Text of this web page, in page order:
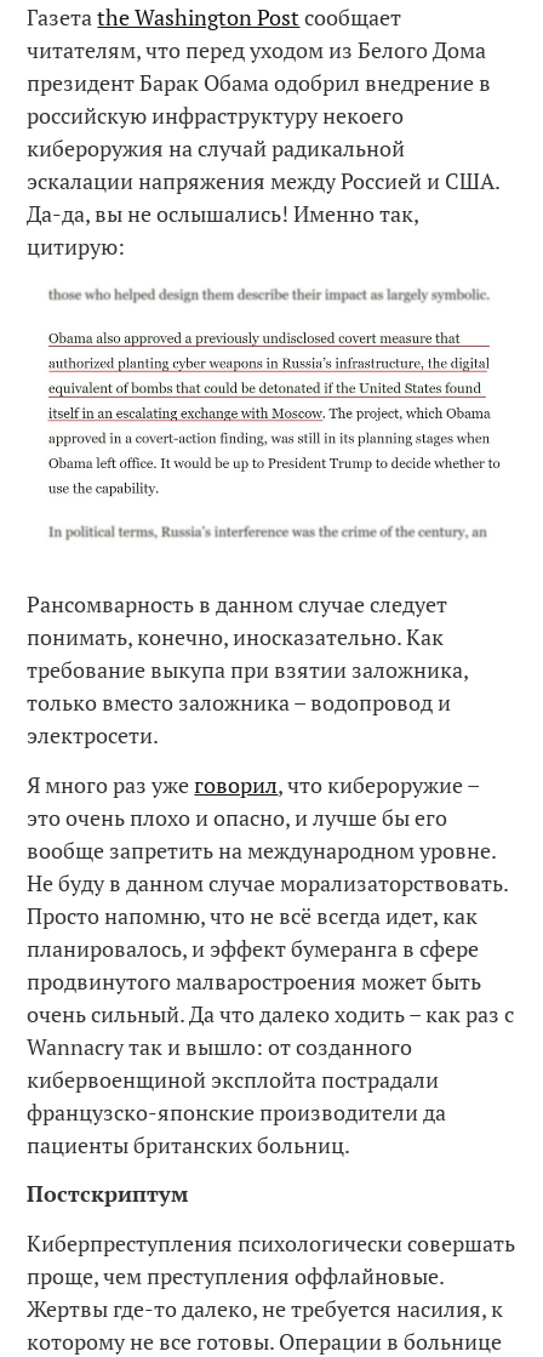
Газетаthe Washington Post сообщает
читателям, что перед уходом из Белого Дома
президент Барак Обама одобрил внедрение в
российскую инфраструктуру некоего
кибероружия на случай радикальной
эскалации напряжения между Россией и США.
Да-да, вы не ослышались! Именно так,
цитирую:
Рансомварность в данном случае следует
понимать, конечно, иносказательно. Как
требование выкупа при взятии заложника,
только вместо заложника – водопровод и
электросети.
Я много раз ужеговорил, что кибероружие –
это очень плохо и опасно, и лучше бы его
вообще запретить на международном уровне.
Не буду в данном случае морализаторствовать.
Просто напомню, что не всё всегда идет, как
планировалось, и эффект бумеранга в сфере
продвинутого малваростроения может быть
очень сильный. Да что далеко ходить – как раз с
Wannacry так и вышло: от созданного
кибервоенщиной эксплойта пострадали
французско-японские производители да
пациенты британских больниц.
Постскриптум
Киберпреступления психологически совершать
проще, чем преступления оффлайновые.
Жертвы где-то далеко, не требуется насилия, к
которому не все готовы. Операции в больнице